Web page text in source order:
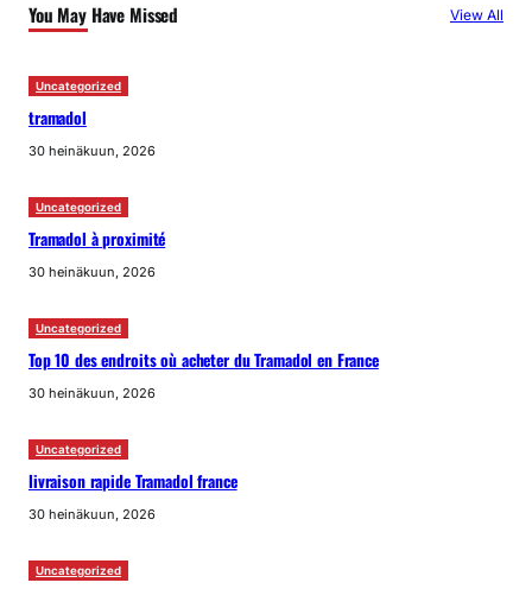
You May Have Missed View All
Uncategorized
tramadol
30 heinäkuun, 2026
Uncategorized
Tramadol à proximité
30 heinäkuun, 2026
Uncategorized
Top 10 des endroits où acheter du Tramadol en France
30 heinäkuun, 2026
Uncategorized
livraison rapide Tramadol france
30 heinäkuun, 2026
Uncategorized